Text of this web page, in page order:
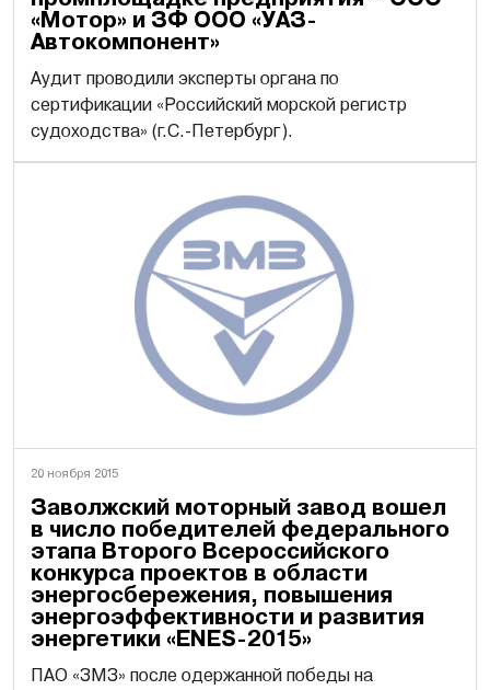
«Мотор» и ЗФ ООО «УАЗ-
Автокомпонент»
Аудит проводили эксперты органа по
сертификации «Российский морской регистр
судоходства» (г.С.-Петербург).
20 ноября 2015
Заволжский моторный завод вошел
в число победителей федерального
этапа Второго Всероссийского
конкурса проектов в области
энергосбережения, повышения
энергоэффективности и развития
энергетики «ENES-2015»
ПАО «ЗМЗ» после одержанной победы на